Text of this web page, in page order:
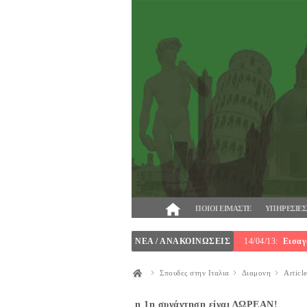
ΠΟΙΟΙ ΕΙΜΑΣΤΕ ΥΠΗΡΕΣΙΕΣ
ΝΕΑ / ΑΝΑΚΟΙΝΩΣΕΙΣ 14/04/13:
Σπουδες στην Ιταλια Διαμονη
η 1η συνάντηση είναι ΔΩΡΕΑΝ!